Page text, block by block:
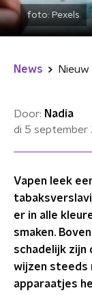
foto: Pexels
News
Door: Nadia
di 5 september
Vapen leek
er in alle
smaken.
schadelijk zijn
wijzen steeds
apparaatjes